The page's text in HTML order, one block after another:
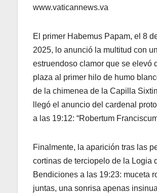
www.vaticannews.va
El primer Habemus Papam, el 8
2025, lo anunció la multitud con un
estruendoso clamor que se elevó
plaza al primer hilo de humo
de la chimenea de la Capilla
llegó el anuncio del cardenal
a las 19:12: “Robertum
Finalmente, la aparición tras las
cortinas de terciopelo de la Logia
Bendiciones a las 19:23: muceta
juntas, una sonrisa apenas